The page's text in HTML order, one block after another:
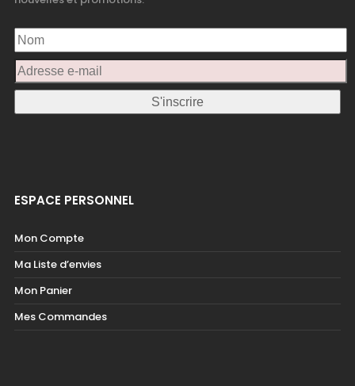
ESPACE PERSONNEL
Mon Compte
Ma Liste d’envies
Mon Panier
Mes Commandes